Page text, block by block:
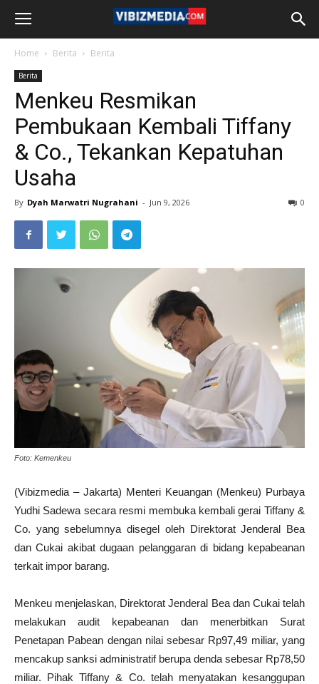
Home Berita Berita
Berita
Menkeu Resmikan
Pembukaan Kembali Tiffany
& Co., Tekankan Kepatuhan
Usaha
By Dyah Marwatri Nugrahani - Jun 9, 2026 0
Foto: Kemenkeu
(Vibizmedia – Jakarta) Menteri Keuangan (Menkeu) Purbaya
Yudhi Sadewa secara resmi membuka kembali gerai Tiffany &
Co. yang sebelumnya disegel oleh Direktorat Jenderal Bea
dan Cukai akibat dugaan pelanggaran di bidang kepabeanan
terkait impor barang.
Menkeu menjelaskan, Direktorat Jenderal Bea dan Cukai telah
melakukan audit kepabeanan dan menerbitkan Surat
Penetapan Pabean dengan nilai sebesar Rp97,49 miliar, yang
mencakup sanksi administratif berupa denda sebesar Rp78,50
miliar. Pihak Tiffany & Co. telah menyatakan kesanggupan